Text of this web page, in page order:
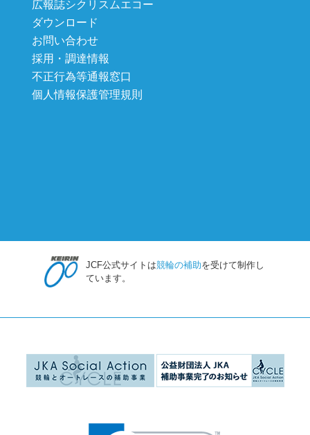
広報誌シクリスムエコー
ダウンロード
お問い合わせ
採用・調達情報
不正行為等通報窓口
個人情報保護管理規則
JCF公式サイトは競輪の補助を受けて制作し
ています。